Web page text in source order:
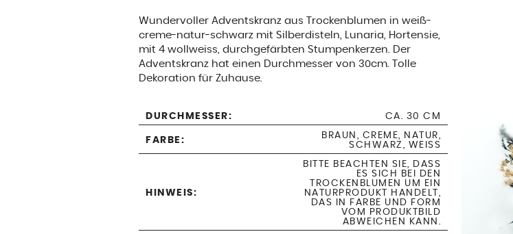
Wundervoller Adventskranz aus Trockenblumen in weiß-
creme-natur-schwarz mit Silberdisteln, Lunaria, Hortensie,
mit 4 wollweiss, durchgefärbten Stumpenkerzen. Der
Adventskranz hat einen Durchmesser von 30cm. Tolle
Dekoration für Zuhause.
DURCHMESSER: CA. 30 CM
FARBE:
BRAUN, CREME, NATUR,
SCHWARZ, WEISS
HINWEIS:
BITTE BEACHTEN SIE, DASS
ES SICH BEI DEN
TROCKENBLUMEN UM EIN
NATURPRODUKT HANDELT,
DAS IN FARBE UND FORM
VOM PRODUKTBILD
ABWEICHEN KANN.